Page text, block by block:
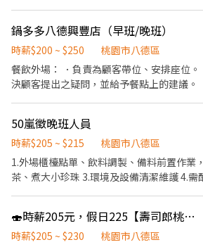
鍋多多八德興豐店（早班/晚班）
時薪$200 ~ $250
桃園市八德區
餐飲外場： ．負責為顧客帶位、安排座位
決顧客提出之疑問，並給予餐點上的建議。
種食材。 ．負責清理工作環境、設備和餐
要的食材。 ．負責擺盤服務。
50嵐徵晚班人員
時薪$205 ~ $215
桃園市八德區
1.外場櫃檯點單、飲料調製、備料前置作業
茶、煮大小珍珠 3.環境及設備清潔維護 4.
🍣時薪205元，假日225【壽司郎桃園八德置地店】兼職人員
時薪$205 ~ $230
桃園市八德區